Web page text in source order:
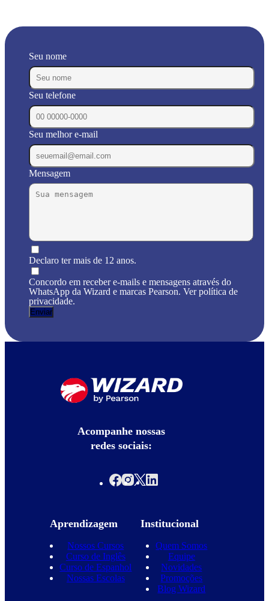
Seu nome
Seu telefone
Seu melhor e-mail
Mensagem
Declaro ter mais de 12 anos.
Concordo em receber e-mails e mensagens através do
WhatsApp da Wizard e marcas Pearson. Ver política de
privacidade.
Acompanhe nossas
redes sociais:
Aprendizagem
Nossos Cursos
Curso de Inglês
Curso de Espanhol
Nossas Escolas
Institucional
Quem Somos
Equipe
Novidades
Promoções
Blog Wizard